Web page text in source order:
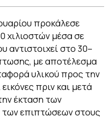
προκάλεσε
χιλιοστών μέσα σε
αντιστοιχεί στο 30–
με αποτέλεσμα
υλικού προς την
πριν και μετά
έκταση των
των επιπτώσεων στους